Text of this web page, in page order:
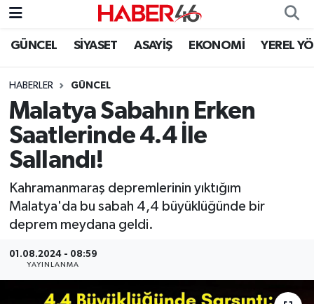
GÜNCEL SİYASET ASAYİŞ EKONOMİ YEREL
HABERLER GÜNCEL
Malatya Sabahın Erken
Saatlerinde 4.4 İle
Sallandı!
Kahramanmaraş depremlerinin yıktığım
Malatya'da bu sabah 4,4 büyüklüğünde bir
deprem meydana geldi.
01.08.2024 - 08:59
YAYINLANMA
GÜNCEL
SİYASET
EKONOMİ
SPOR
YAŞAM
TEKNOLOJİ
SAĞLIK
Nöbetçi Eczaneler
Hava Durumu
Kahramanmaraş Namaz Vakitleri
Trafik Durumu
Süper Lig Puan Durumu ve Fikstür
Tüm Manşetler
Son Dakika Haberleri